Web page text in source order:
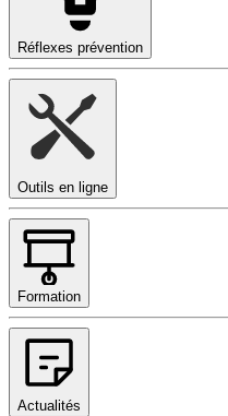
Réflexes prévention
Outils en ligne
Formation
Actualités